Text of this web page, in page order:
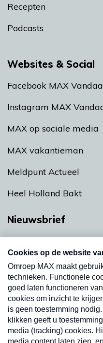
Recepten
Podcasts
Websites & Social
Facebook MAX
Instagram MAX
MAX op sociale media
MAX vakantieman
Meldpunt Actueel
Heel Holland Bakt
Nieuwsbrief
nieuwsbrief. Elke
uw mailbox.